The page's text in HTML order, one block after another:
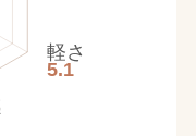
軽さ
5.1